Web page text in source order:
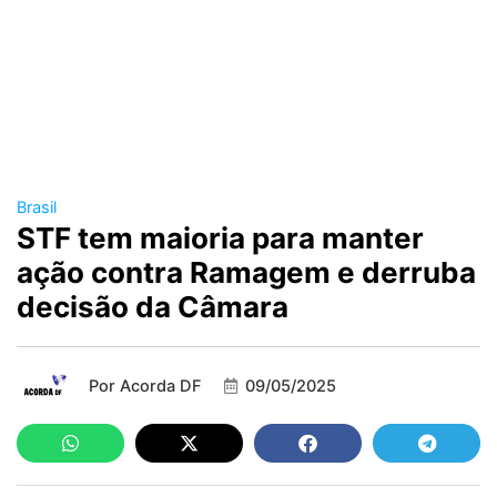
Brasil
STF tem maioria para manter
ação contra Ramagem e derruba
decisão da Câmara
Por Acorda DF 09/05/2025